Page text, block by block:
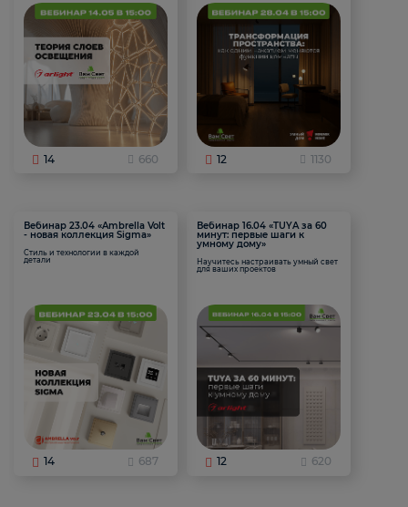
14 660 12 1130
Вебинар 23.04 «Ambrella Volt
- новая коллекция Sigma»
Стиль и технологии в каждой
детали
14 687
Вебинар 16.04 «TUYA за 60
минут: первые шаги к
умному дому»
Научитесь настраивать умный свет
для ваших проектов
12 620